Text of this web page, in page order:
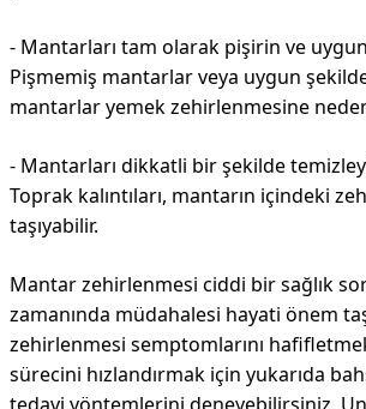
- Mantarları tam olarak pişirin ve
Pişmemiş mantarlar veya uygun
mantarlar yemek zehirlenmesine
- Mantarları dikkatli bir şekilde
Toprak kalıntıları, mantarın içindeki
taşıyabilir.
Mantar zehirlenmesi ciddi bir sağlık
zamanında müdahalesi hayati önem
zehirlenmesi semptomlarını
sürecini hızlandırmak için yukarıda